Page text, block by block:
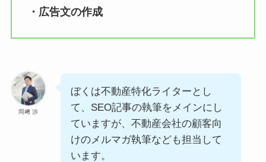
・広告文の作成
岡﨑 渉
ぼくは不動産特化ライターとし
て、SEO記事の執筆をメインにし
ていますが、不動産会社の顧客向
けのメルマガ執筆なども担当して
います。